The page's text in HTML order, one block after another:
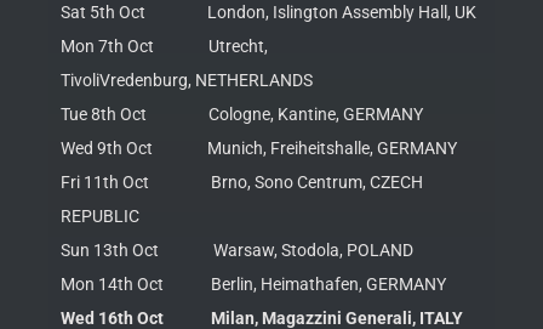
Sat 5th Oct London, Islington Assembly Hall, UK
Mon 7th Oct Utrecht,
TivoliVredenburg, NETHERLANDS
Tue 8th Oct Cologne, Kantine, GERMANY
Wed 9th Oct Munich, Freiheitshalle, GERMANY
Fri 11th Oct Brno, Sono Centrum, CZECH
REPUBLIC
Sun 13th Oct Warsaw, Stodola, POLAND
Mon 14th Oct Berlin, Heimathafen, GERMANY
Wed 16th Oct Milan, Magazzini Generali, ITALY